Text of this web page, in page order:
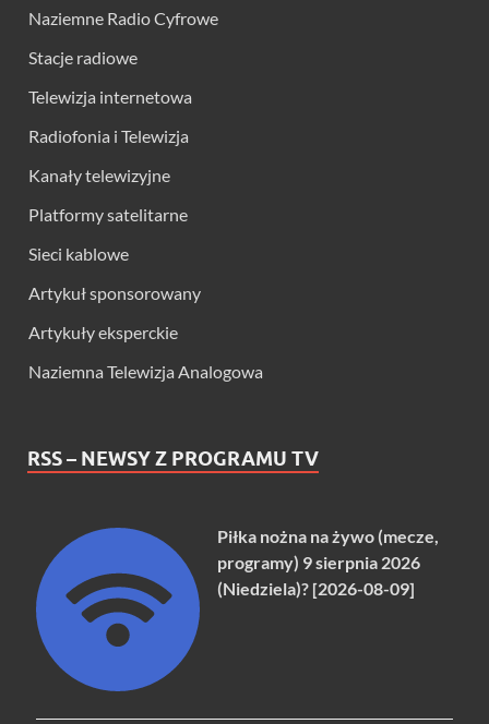
Naziemne Radio Cyfrowe
Stacje radiowe
Telewizja internetowa
Radiofonia i Telewizja
Kanały telewizyjne
Platformy satelitarne
Sieci kablowe
Artykuł sponsorowany
Artykuły eksperckie
Naziemna Telewizja Analogowa
RSS – NEWSY Z PROGRAMU TV
Piłka nożna na żywo (mecze,
programy) 9 sierpnia 2026
(Niedziela)? [2026-08-09]